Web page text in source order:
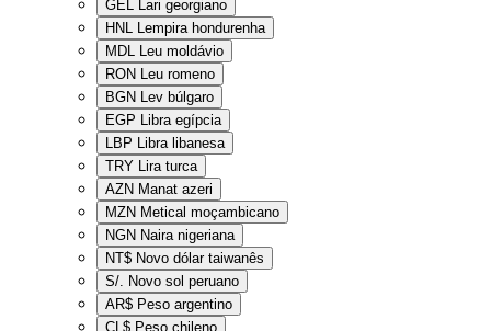
GEL Lari georgiano
HNL Lempira hondurenha
MDL Leu moldávio
RON Leu romeno
BGN Lev búlgaro
EGP Libra egípcia
LBP Libra libanesa
TRY Lira turca
AZN Manat azeri
MZN Metical moçambicano
NGN Naira nigeriana
NT$ Novo dólar taiwanês
S/. Novo sol peruano
AR$ Peso argentino
CL$ Peso chileno